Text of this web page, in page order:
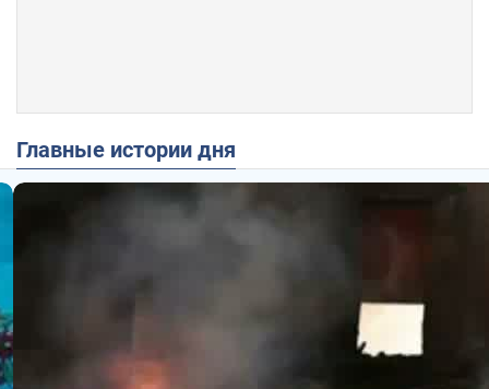
Главные истории дня